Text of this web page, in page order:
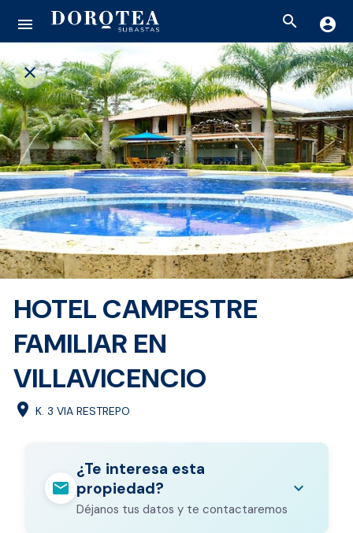
menu search account_circle
close
HOTEL CAMPESTRE
FAMILIAR EN
VILLAVICENCIO
location_on K. 3 VIA RESTREPO
mail
¿Te interesa esta
propiedad?
Déjanos tus datos y te contactaremos
expand_more